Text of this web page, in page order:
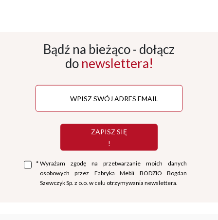
Bądź na bieżąco - dołącz
do newslettera!
ZAPISZ SIĘ
!
* Wyrażam zgodę na przetwarzanie moich danych
osobowych przez Fabryka Mebli BODZIO Bogdan
Szewczyk Sp. z o.o. w celu otrzymywania newslettera.